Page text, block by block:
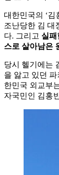
대한민국의 ‘김
조난당한 김 대
다. 그리고 실패
스로 살아남은
당시 헬기에는
을 앓고 있던
한민국 외교부
자국민인 김홍